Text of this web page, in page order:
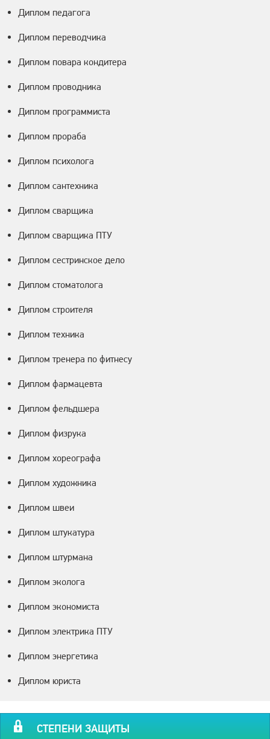
Диплом педагога
Диплом переводчика
Диплом повара кондитера
Диплом проводника
Диплом программиста
Диплом прораба
Диплом психолога
Диплом сантехника
Диплом сварщика
Диплом сварщика ПТУ
Диплом сестринское дело
Диплом стоматолога
Диплом строителя
Диплом техника
Диплом тренера по фитнесу
Диплом фармацевта
Диплом фельдшера
Диплом физрука
Диплом хореографа
Диплом художника
Диплом швеи
Диплом штукатура
Диплом штурмана
Диплом эколога
Диплом экономиста
Диплом электрика ПТУ
Диплом энергетика
Диплом юриста
СТЕПЕНИ ЗАЩИТЫ